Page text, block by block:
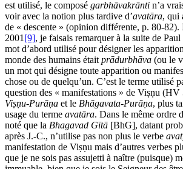
est utilisé, le composé garbhāvakrānti n’a
voir avec la notion plus tardive d’avatāra, qui
de « descente » (opinion différente, p. 80-82).
2001 [9], je faisais remarquer à la suite de
mot d’abord utilisé pour désigner les
monde des humains était prādurbhāva (ou le
un mot qui désigne toute apparition ou
chose ou de quelqu’un. C’est le terme utilisé
question des « manifestations » de Viṣṇu (HV
Viṣṇu-Purāṇa et le Bhāgavata-Purāṇa, plus
usage du terme avatāra. Dans le même ordre
noté que la Bhagavad Gītā [BhG], datant
après J.-C., n’utilise pas non plus le verbe
manifestation de Viṣṇu mais d’autres verbes
que je ne sois pas assujetti à naître (puisque)